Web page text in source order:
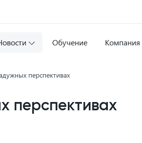
Обучение Компания
перспективах
перспективах